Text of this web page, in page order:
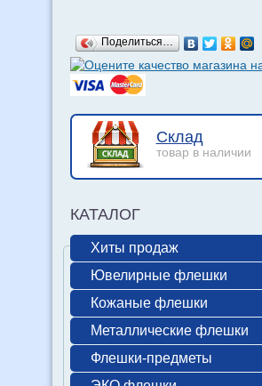
Поделиться…
Склад
товар в наличии
КАТАЛОГ
Хиты продаж
Ювелирные флешки
Кожаные флешки
Металлические флешки
Флешки-предметы